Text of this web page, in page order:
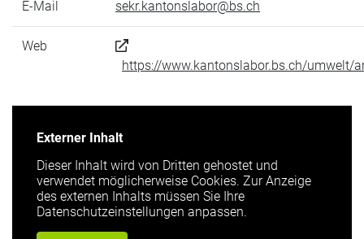
E-Mail sekr.kantonslabor@bs.ch
Web
https://www.kantonslabor.bs.ch/umwelt/
Externer Inhalt
Dieser Inhalt wird von Dritten gehostet und
verwendet möglicherweise Cookies. Zur Anzeige
des externen Inhalts müssen Sie Ihre
Datenschutzeinstellungen anpassen.